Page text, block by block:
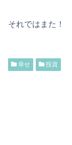
それではまた！
幸せ 投資